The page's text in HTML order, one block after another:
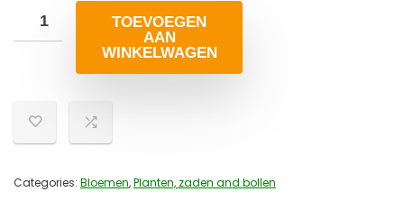
TOEVOEGEN
AAN
WINKELWAGEN
Categories: Bloemen,Planten, zaden and bollen